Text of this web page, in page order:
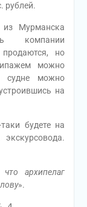
рублей.
Мурманска
компании
но
можно
судне можно
на
будете на
архипелаг
».